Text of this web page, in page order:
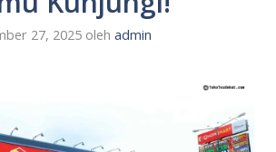
27, 2025 oleh admin